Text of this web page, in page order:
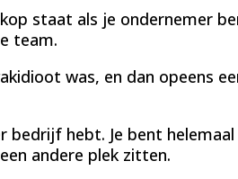
staat als je ondernemer
team.
was, en dan opeens
bedrijf hebt. Je bent
andere plek zitten.